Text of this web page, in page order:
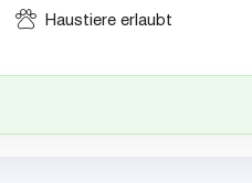
Haustiere erlaubt